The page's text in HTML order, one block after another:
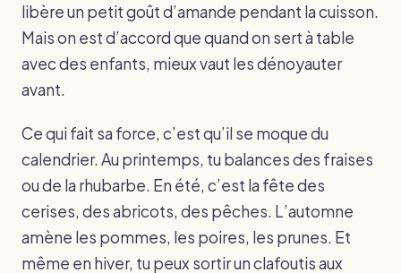
libère un petit goût d’amande pendant la cuisson.
Mais on est d’accord que quand on sert à table
avec des enfants, mieux vaut les dénoyauter
avant.
Ce qui fait sa force, c’est qu’il se moque du
calendrier. Au printemps, tu balances des fraises
ou de la rhubarbe. En été, c’est la fête des
cerises, des abricots, des pêches. L’automne
amène les pommes, les poires, les prunes. Et
même en hiver, tu peux sortir un clafoutis aux